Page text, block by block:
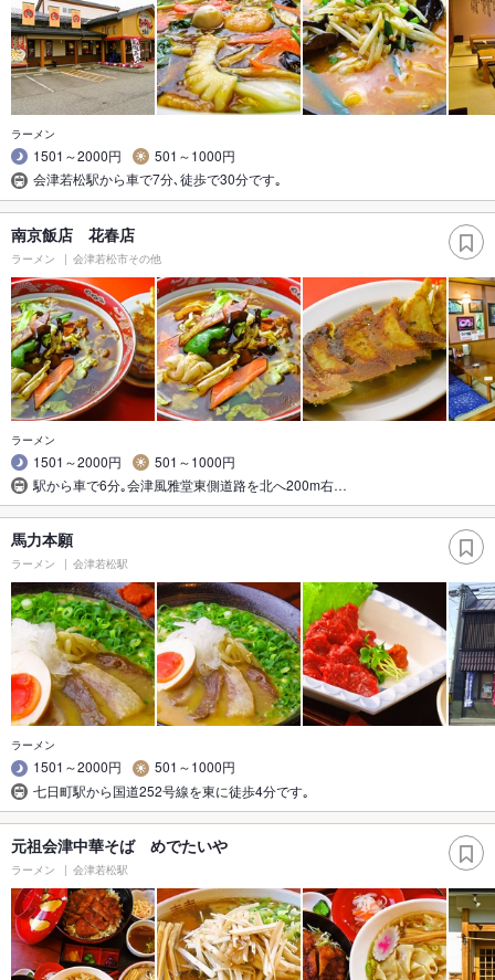
ラーメン
1501～2000円
501～1000円
会津若松駅から車で7分､徒歩で30分です｡
南京飯店 花春店
ラーメン 会津若松市その他
ラーメン
1501～2000円
501～1000円
駅から車で6分｡会津風雅堂東側道路を北へ200m右…
馬力本願
ラーメン 会津若松駅
ラーメン
1501～2000円
501～1000円
七日町駅から国道252号線を東に徒歩4分です｡
元祖会津中華そば めでたいや
ラーメン 会津若松駅